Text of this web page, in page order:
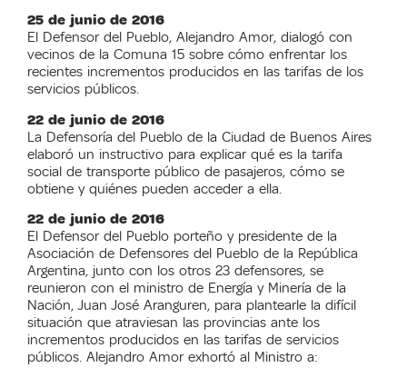
25 de junio de 2016
El Defensor del Pueblo, Alejandro Amor, dialogó con
vecinos de la Comuna 15 sobre cómo enfrentar los
recientes incrementos producidos en las tarifas de los
servicios públicos.
22 de junio de 2016
La Defensoría del Pueblo de la Ciudad de Buenos Aires
elaboró un instructivo para explicar qué es la tarifa
social de transporte público de pasajeros, cómo se
obtiene y quiénes pueden acceder a ella.
22 de junio de 2016
El Defensor del Pueblo porteño y presidente de la
Asociación de Defensores del Pueblo de la República
Argentina, junto con los otros 23 defensores, se
reunieron con el ministro de Energía y Minería de la
Nación, Juan José Aranguren, para plantearle la difícil
situación que atraviesan las provincias ante los
incrementos producidos en las tarifas de servicios
públicos. Alejandro Amor exhortó al Ministro a: